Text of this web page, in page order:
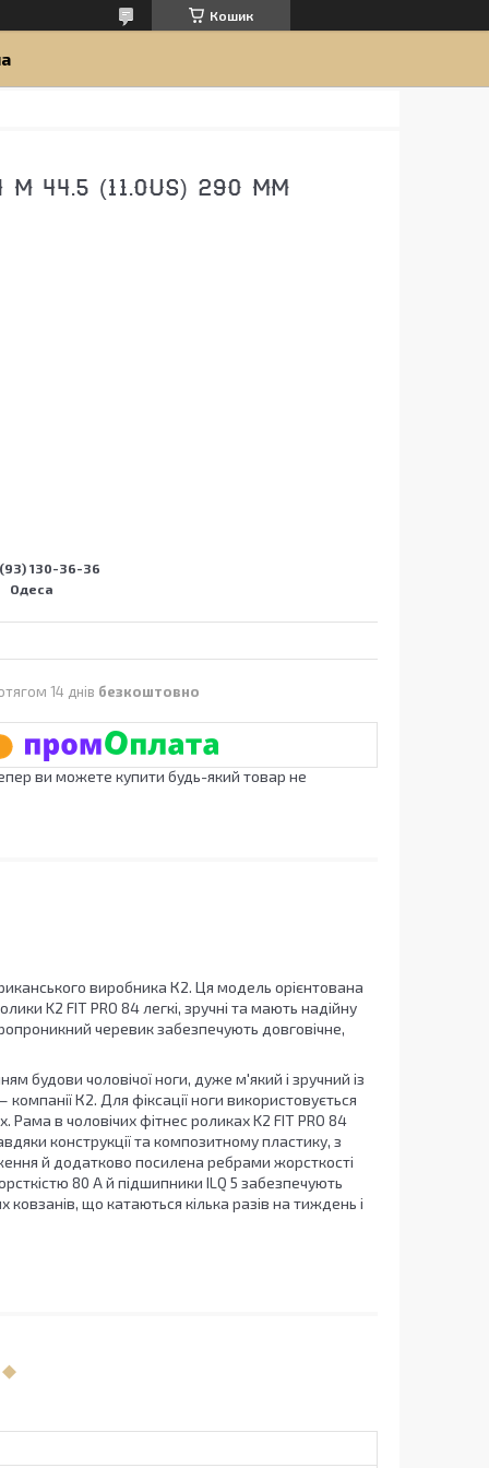
Кошик
44.5 (11.0US) 290 ММ
130-36-36
Одеса
14 днів безкоштовно
ви можете купити будь-який товар не
виробника К2. Ця модель орієнтована
K2 FIT PRO 84 легкі, зручні та мають надійну
черевик забезпечують довговічне,
будови чоловічої ноги, дуже м'який і зручний із
К2. Для фіксації ноги використовується
в чоловічих фітнес роликах K2 FIT PRO 84
конструкції та композитному пластику, з
й додатково посилена ребрами жорсткості
80 А й підшипники ILQ 5 забезпечують
що катаються кілька разів на тиждень і